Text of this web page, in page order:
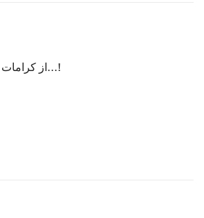
از کرامات شیخ اصلاحات این بود…!